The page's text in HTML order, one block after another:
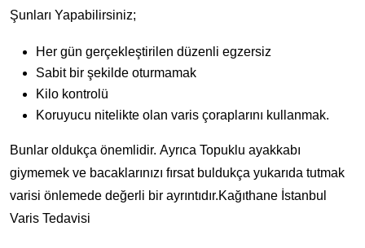
Şunları Yapabilirsiniz;
Her gün gerçekleştirilen düzenli egzersiz
Sabit bir şekilde oturmamak
Kilo kontrolü
Koruyucu nitelikte olan varis çoraplarını kullanmak.
Bunlar oldukça önemlidir. Ayrıca Topuklu ayakkabı
giymemek ve bacaklarınızı fırsat buldukça yukarıda tutmak
varisi önlemede değerli bir ayrıntıdır.Kağıthane İstanbul
Varis Tedavisi